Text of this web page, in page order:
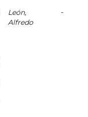
León,
Alfredo
-